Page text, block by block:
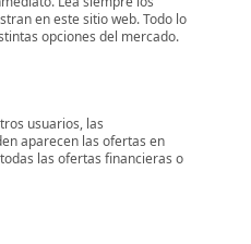
en este sitio web. Todo lo
opciones del mercado.
usuarios, las
aparecen las ofertas en
las ofertas financieras o